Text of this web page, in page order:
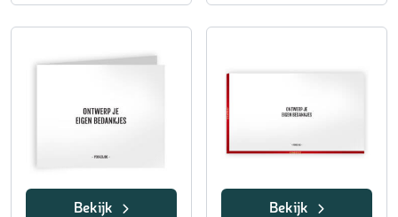
Bekijk Bekijk